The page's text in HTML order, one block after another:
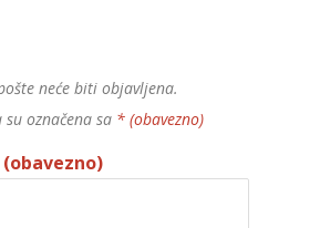
neće biti objavljena.
označena sa * (obavezno)